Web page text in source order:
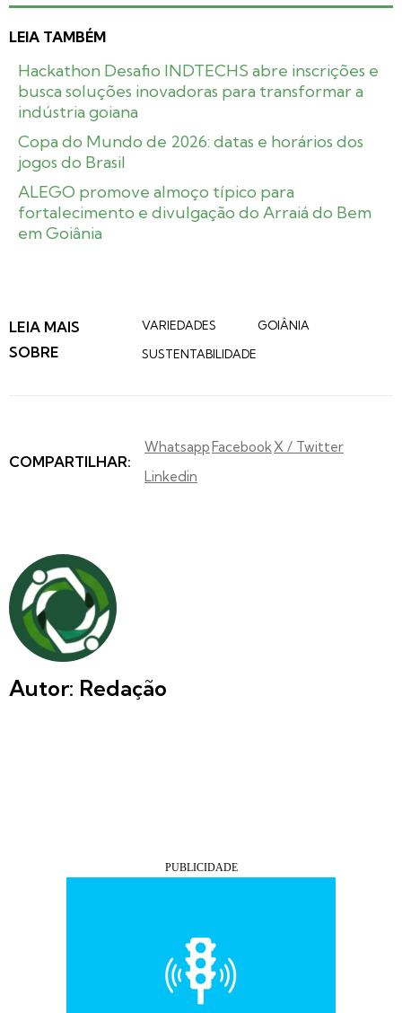
LEIA TAMBÉM
Hackathon Desafio INDTECHS abre inscrições e
busca soluções inovadoras para transformar a
indústria goiana
Copa do Mundo de 2026: datas e horários dos
jogos do Brasil
ALEGO promove almoço típico para
fortalecimento e divulgação do Arraiá do Bem
em Goiânia
LEIA MAIS
SOBRE
VARIEDADES
GOIÂNIA
SUSTENTABILIDADE
COMPARTILHAR:
WhatsappFacebook X / Twitter
Linkedin
Autor: Redação